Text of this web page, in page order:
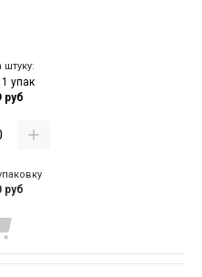
штуку:
упак
руб
руб